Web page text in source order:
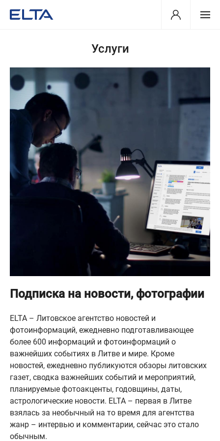
Услуги
Подписка на новости, фотографии
ELTA – Литовское агентство новостей и
фотоинформаций, ежедневно подготавливающее
более 600 информаций и фотоинформаций о
важнейших событиях в Литве и мире. Кроме
новостей, ежедневно публикуются обзоры литовских
газет, сводка важнейших событий и мероприятий,
планируемые фотоакценты, годовщины, даты,
астрологические новости. ELTA – первая в Литве
взялась за необычный на то время для агентства
жанр – интервью и комментарии, сейчас это стало
обычным.